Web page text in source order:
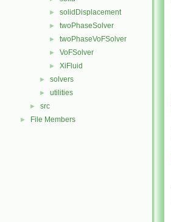
► solidDisplacement
► twoPhaseSolver
► twoPhaseVoFSolver
► VoFSolver
► XiFluid
► solvers
► utilities
► src
► File Members